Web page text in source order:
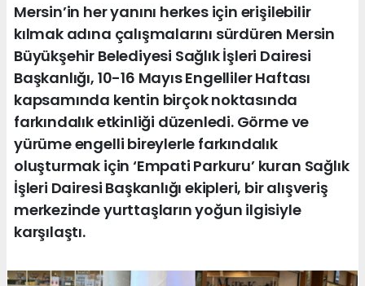
Mersin’in her yanını herkes için erişilebilir
kılmak adına çalışmalarını sürdüren Mersin
Büyükşehir Belediyesi Sağlık İşleri Dairesi
Başkanlığı, 10-16 Mayıs Engelliler Haftası
kapsamında kentin birçok noktasında
farkındalık etkinliği düzenledi. Görme ve
yürüme engelli bireylerle farkındalık
oluşturmak için ‘Empati Parkuru’ kuran Sağlık
İşleri Dairesi Başkanlığı ekipleri, bir alışveriş
merkezinde yurttaşların yoğun ilgisiyle
karşılaştı.